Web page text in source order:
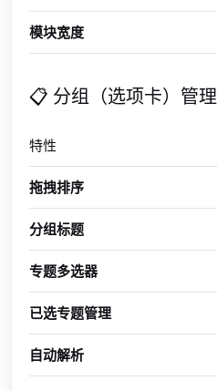
模块宽度
📋 分组（选项卡）管理
特性
拖拽排序
分组标题
专题多选器
已选专题管理
自动解析